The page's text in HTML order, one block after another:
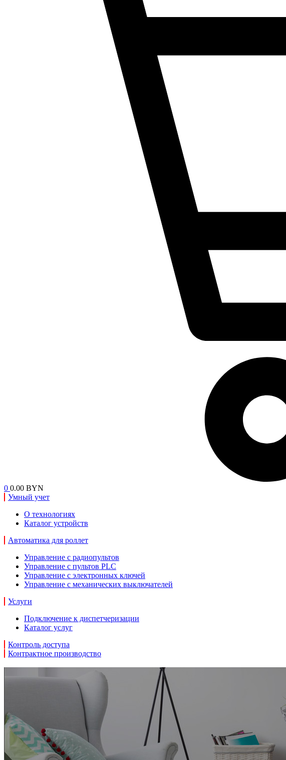
0 0.00 BYN
Умный учет
О технологиях
Каталог устройств
Автоматика для роллет
Управление с радиопультов
Управление с пультов PLC
Управление с электронных ключей
Управление с механических выключателей
Услуги
Подключение к диспетчеризации
Каталог услуг
Контроль доступа
Контрактное производство